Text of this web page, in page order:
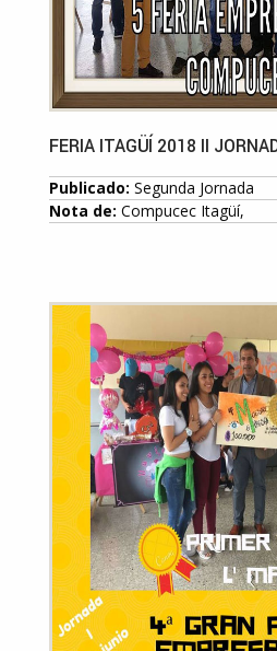
FERIA ITAGÜÍ 2018 II
Publicado: Segunda Jornada
Nota de: Compucec Itagüí,